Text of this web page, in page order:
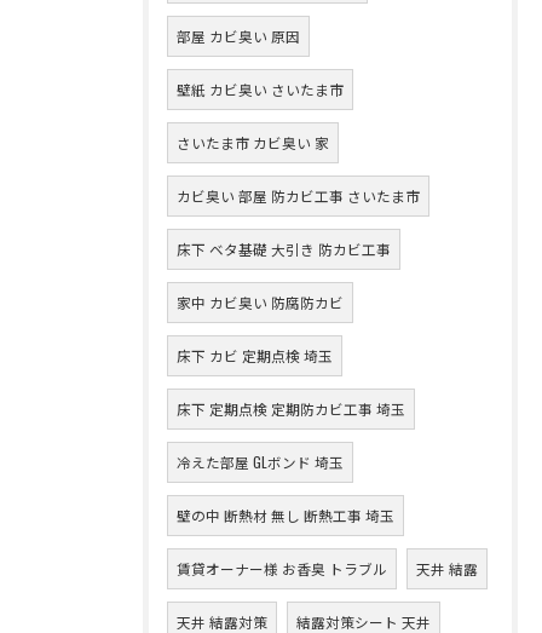
部屋 カビ臭い 原因
壁紙 カビ臭い さいたま市
さいたま市 カビ臭い 家
カビ臭い 部屋 防カビ工事 さいたま市
床下 ベタ基礎 大引き 防カビ工事
家中 カビ臭い 防腐防カビ
床下 カビ 定期点検 埼玉
床下 定期点検 定期防カビ工事 埼玉
冷えた部屋 GLボンド 埼玉
壁の中 断熱材 無し 断熱工事 埼玉
賃貸オーナー様 お香臭 トラブル 天井 結露
天井 結露対策 結露対策シート 天井